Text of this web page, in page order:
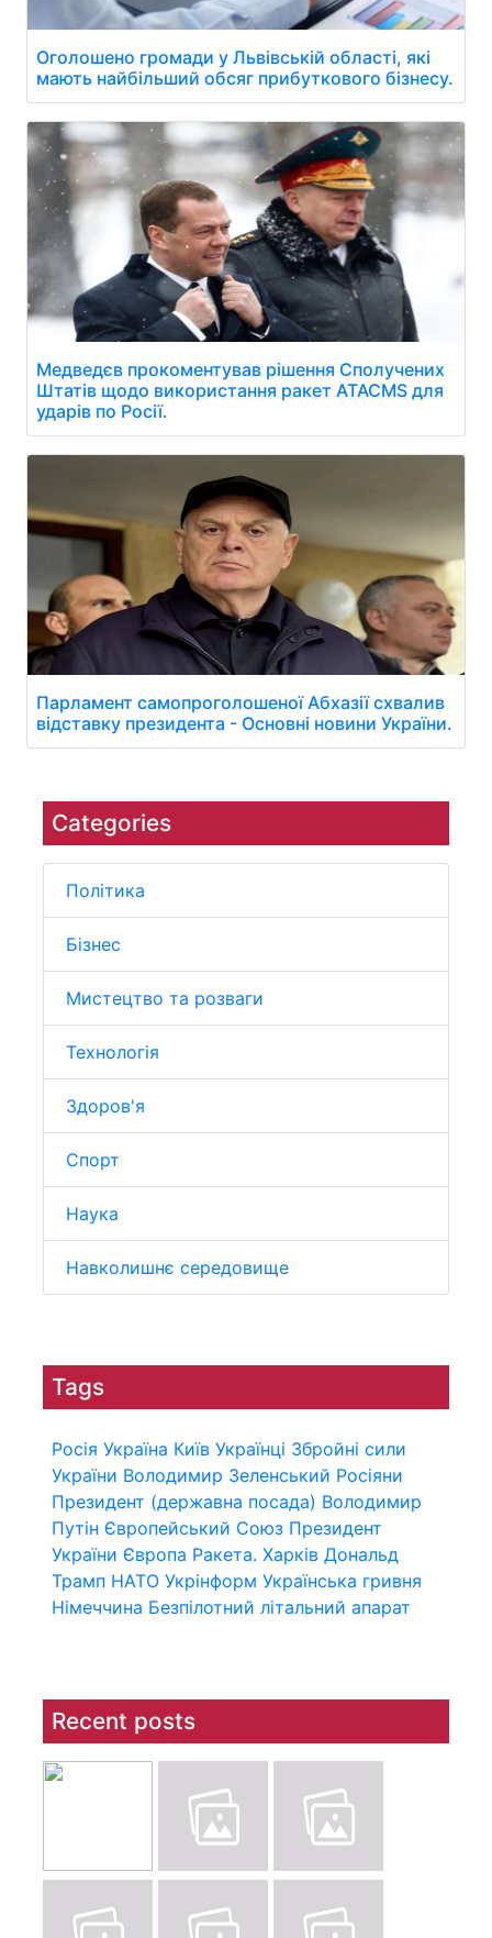
Categories
Політика
Бізнес
Мистецтво та розваги
Технологія
Здоров'я
Спорт
Наука
Навколишнє середовище
Tags
Росія Україна Київ Українці Збройні сили
України Володимир Зеленський Росіяни
Президент (державна посада) Володимир
Путін Європейський Союз Президент
України Європа Ракета. Харків Дональд
Трамп НАТО Укрінформ Українська гривня
Німеччина Безпілотний літальний апарат
Recent posts
Оголошено громади у Львівській області, які
мають найбільший обсяг прибуткового бізнесу.
Медведєв прокоментував рішення Сполучених
Штатів щодо використання ракет ATACMS для
ударів по Росії.
Парламент самопроголошеної Абхазії схвалив
відставку президента - Основні новини України.